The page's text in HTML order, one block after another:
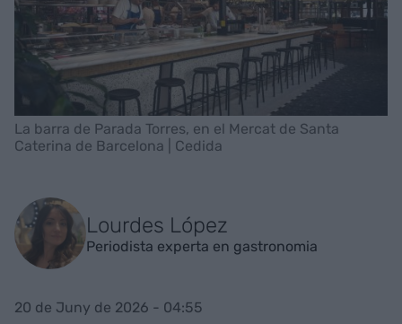
La barra de Parada Torres, en el Mercat de Santa
Caterina de Barcelona | Cedida
Lourdes López
Periodista experta en gastronomia
20 de Juny de 2026 - 04:55